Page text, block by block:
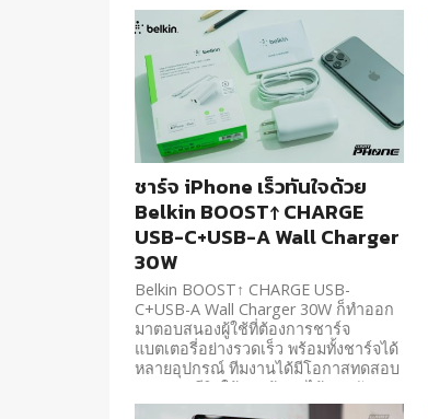
ชาร์จ iPhone เร็วทันใจด้วย
Belkin BOOST↑ CHARGE
USB-C+USB-A Wall Charger
30W
Belkin BOOST↑ CHARGE USB-
C+USB-A Wall Charger 30W ก็ทำออก
มาตอบสนองผู้ใช้ที่ต้องการชาร์จ
แบตเตอรี่อย่างรวดเร็ว พร้อมทั้งชาร์จได้
หลายอุปกรณ์ ทีมงานได้มีโอกาสทดสอบ
เลยจะมารีวิวให้ท่านผู้อ่านได้อ่านกัน
ครับ